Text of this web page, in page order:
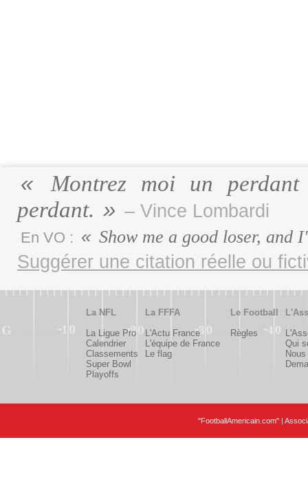
Montrez moi un
perdant.
– Vince Lombardi
En VO : Show me a good loser, and
Suggérer une citation réelle ou
La NFL
La Ligue Pro
Calendrier
Classements
Super Bowl
Playoffs
La FFFA
L'Actu France
L'équipe de France
Le flag
Le Football
Règles
Qui
"FootballAmericain.com" |